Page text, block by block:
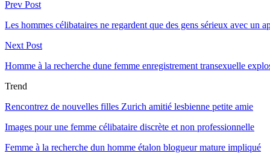
Prev Post
Les hommes célibataires ne regardent que des gens sérieux avec un
Next Post
Homme à la recherche dune femme enregistrement transexuelle
Trend
Rencontrez de nouvelles filles Zurich amitié lesbienne petite amie
Images pour une femme célibataire discrète et non professionnelle
Femme à la recherche dun homme étalon blogueur mature impliqué